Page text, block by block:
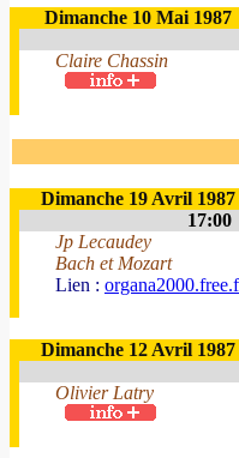
Dimanche 10 Mai 1987
Claire Chassin
Dimanche 19 Avril 1987
17:00
Jp Lecaudey
Bach et Mozart
Lien :
Dimanche 12 Avril 1987
Olivier Latry